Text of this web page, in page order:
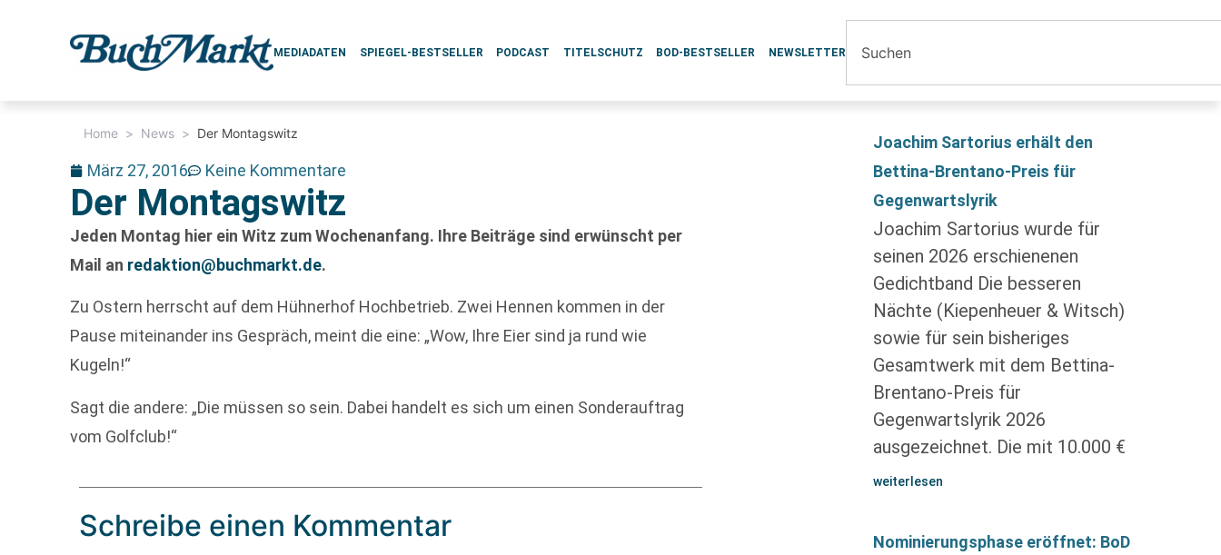
MEDIADATEN SPIEGEL-BESTSELLER PODCAST TITELSCHUTZ BOD-BESTSELLER NEWSLETTER
Home > News > Der Montagswitz
März 27, 2016 Keine Kommentare
Der Montagswitz
Jeden Montag hier ein Witz zum Wochenanfang. Ihre Beiträge sind erwünscht per
Mail an redaktion@buchmarkt.de.
Zu Ostern herrscht auf dem Hühnerhof Hochbetrieb. Zwei Hennen kommen in der
Pause miteinander ins Gespräch, meint die eine: „Wow, Ihre Eier sind ja rund wie
Kugeln!“
Sagt die andere: „Die müssen so sein. Dabei handelt es sich um einen Sonderauftrag
vom Golfclub!“
Schreibe einen Kommentar
Joachim Sartorius erhält den
Bettina-Brentano-Preis für
Gegenwartslyrik
Joachim Sartorius wurde für
seinen 2026 erschienenen
Gedichtband Die besseren
Nächte (Kiepenheuer & Witsch)
sowie für sein bisheriges
Gesamtwerk mit dem Bettina-
Brentano-Preis für
Gegenwartslyrik 2026
ausgezeichnet. Die mit 10.000 €
weiterlesen
Nominierungsphase eröffnet: BoD